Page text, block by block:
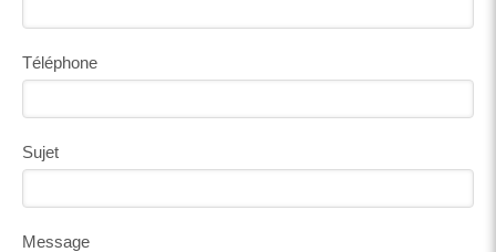
Téléphone
Sujet
Message